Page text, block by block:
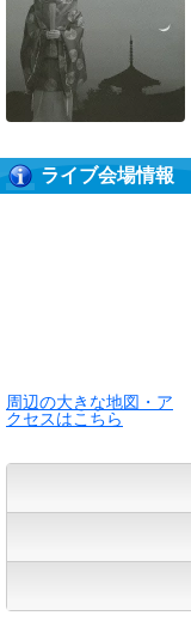
ライブ会場情報
周辺の大きな地図・ア
クセスはこちら